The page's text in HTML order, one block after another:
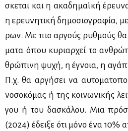
σκε­ται και η ακα­δη­μαϊ­κή
η ερευ­νη­τι­κή δη­μο­σιο­γρα­φία,
ρων. Με πιο αρ­γούς ρυθ­μούς
μα­τα όπου κυ­ριαρ­χεί το
θρώ­πι­νη ψυ­χή, η έγνοια, η
Π.χ. θα αρ­γή­σει να
νο­σο­κό­μας ή της κοι­νω­νι­κής
γου ή του δα­σκά­λου. Μια
(2024) έδει­ξε ότι μό­νο ένα 10%